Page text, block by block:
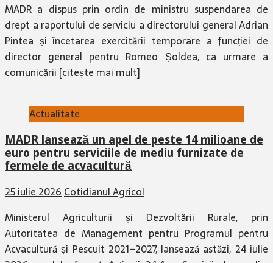
MADR a dispus prin ordin de ministru suspendarea de
drept a raportului de serviciu a directorului general Adrian
Pintea și încetarea exercitării temporare a funcției de
director general pentru Romeo Șoldea, ca urmare a
comunicării [citește mai mult]
Actualitate
MADR lansează un apel de peste 14 milioane de
euro pentru serviciile de mediu furnizate de
fermele de acvacultură
25 iulie 2026Cotidianul Agricol
Ministerul Agriculturii și Dezvoltării Rurale, prin
Autoritatea de Management pentru Programul pentru
Acvacultură și Pescuit 2021–2027, lansează astăzi, 24 iulie